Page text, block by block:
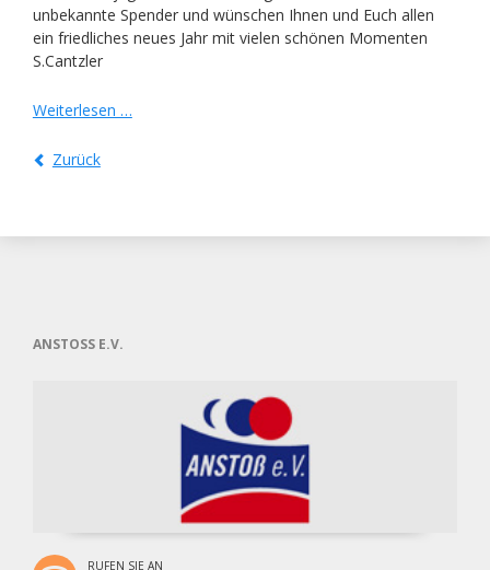
unbekannte Spender und wünschen Ihnen und Euch allen
ein friedliches neues Jahr mit vielen schönen Momenten
S.Cantzler
Weiterlesen …DANKE
Zurück
ANSTOSS E.V.
RUFEN SIE AN